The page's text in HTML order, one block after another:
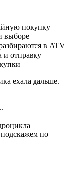
покупку
выборе
в ATV
и отправку
ехала дальше.
по